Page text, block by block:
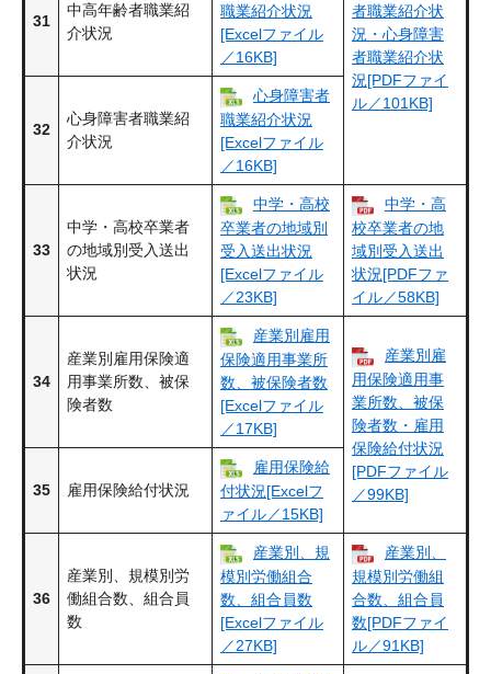
者職業紹介状
況・心身障害
者職業紹介状
況[PDFファイ
ル／101KB]
31
中高年齢者職業紹
介状況
職業紹介状況
[Excelファイル
／16KB]
32
心身障害者職業紹
介状況
心身障害者
職業紹介状況
[Excelファイル
／16KB]
33
中学・高校卒業者
の地域別受入送出
状況
中学・高校
卒業者の地域別
受入送出状況
[Excelファイル
／23KB]
中学・高
校卒業者の地
域別受入送出
状況[PDFファ
イル／58KB]
34
産業別雇用保険適
用事業所数、被保
険者数
産業別雇用
保険適用事業所
数、被保険者数
[Excelファイル
／17KB]
産業別雇
用保険適用事
業所数、被保
険者数・​雇用
保険給付状況
[PDFファイル
／99KB]
35 雇用保険給付状況
雇用保険給
付状況[Excelフ
ァイル／15KB]
36
産業別、規模別労
働組合数、組合員
数
産業別、規
模別労働組合
数、組合員数
[Excelファイル
／27KB]
産業別、
規模別労働組
合数、組合員
数[PDFファイ
ル／91KB]